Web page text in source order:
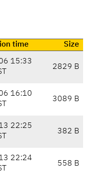
time
Size
15:33
2829 B
16:10
3089 B
22:25
382 B
22:24
558 B